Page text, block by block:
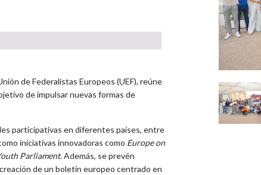
de Federalistas Europeos (UEF), reúne
de impulsar nuevas formas de
participativas en diferentes países, entre
iniciativas innovadoras como Europe on
Parliament. Además, se prevén
de un boletín europeo centrado en